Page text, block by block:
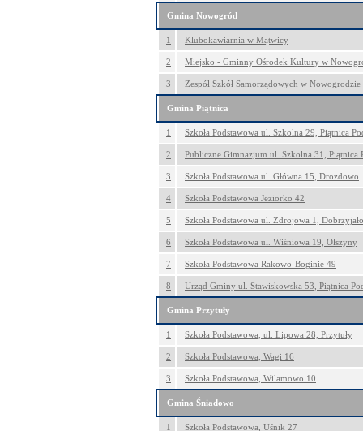
Gmina Nowogród
1 Klubokawiarnia w Mątwicy
2 Miejsko - Gminny Ośrodek Kultury w
3 Zespół Szkół Samorządowych w
Gmina Piątnica
1 Szkoła Podstawowa ul. Szkolna 29, Piątnica
2 Publiczne Gimnazjum ul. Szkolna 31, Piątnica
3 Szkoła Podstawowa ul. Główna 15, Drozdowo
4 Szkoła Podstawowa Jeziorko 42
5 Szkoła Podstawowa ul. Zdrojowa 1,
6 Szkoła Podstawowa ul. Wiśniowa 19, Olszyny
7 Szkoła Podstawowa Rakowo-Boginie 49
8 Urząd Gminy ul. Stawiskowska 53, Piątnica
Gmina Przytuły
1 Szkoła Podstawowa, ul. Lipowa 28, Przytuły
2 Szkoła Podstawowa, Wagi 16
3 Szkoła Podstawowa, Wilamowo 10
Gmina Śniadowo
1 Szkoła Podstawowa, Uśnik 27